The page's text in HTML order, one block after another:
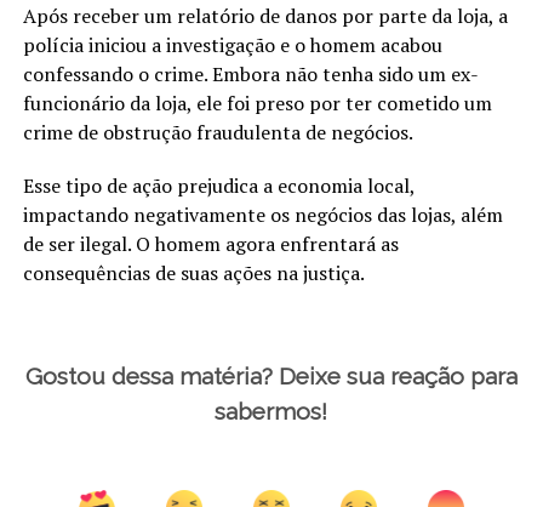
Após receber um relatório de danos por parte da loja, a
polícia iniciou a investigação e o homem acabou
confessando o crime. Embora não tenha sido um ex-
funcionário da loja, ele foi preso por ter cometido um
crime de obstrução fraudulenta de negócios.
Esse tipo de ação prejudica a economia local,
impactando negativamente os negócios das lojas, além
de ser ilegal. O homem agora enfrentará as
consequências de suas ações na justiça.
Gostou dessa matéria? Deixe sua reação para
sabermos!